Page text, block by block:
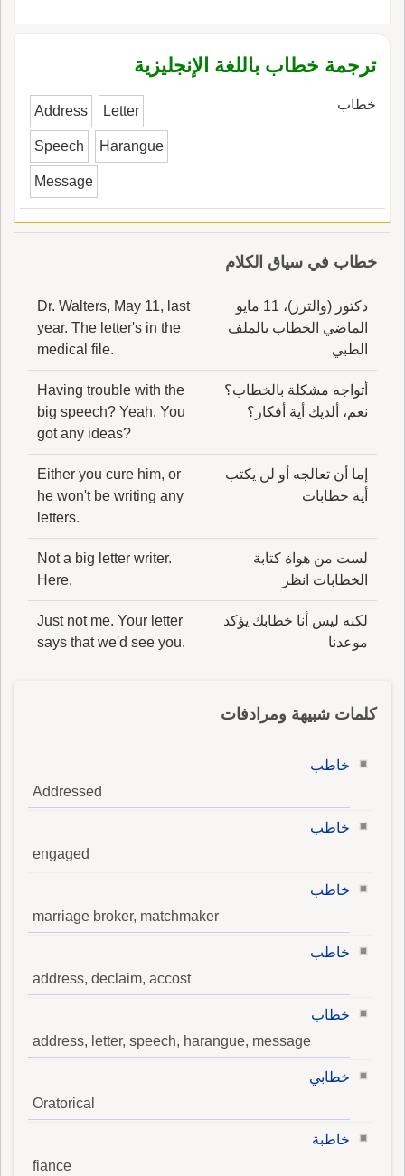
ترجمة خطاب باللغة الإنجليزية
خطاب Address Letter
Speech Harangue
Message
خطاب في سياق الكلام
دكتور (والترز)، 11 مايو
الماضي الخطاب بالملف
الطبي
Dr. Walters, May 11, last
year. The letter's in the
medical file.
أتواجه مشكلة بالخطاب؟
نعم، ألديك أية أفكار؟
Having trouble with the
big speech? Yeah. You
got any ideas?
إما أن تعالجه أو لن يكتب
أية خطابات
Either you cure him, or
he won't be writing any
letters.
لست من هواة كتابة
الخطابات انظر
Not a big letter writer.
Here.
لكنه ليس أنا خطابك يؤكد
موعدنا
Just not me. Your letter
says that we'd see you.
كلمات شبيهة ومرادفات
خاطب
Addressed
خاطب
engaged
خاطب
marriage broker, matchmaker
خاطب
address, declaim, accost
خطاب
address, letter, speech, harangue, message
خطابي
Oratorical
خاطبة
fiance